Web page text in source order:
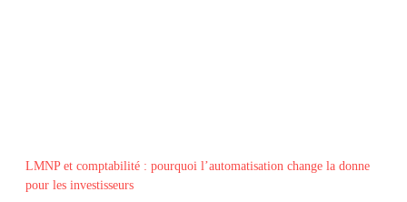
LMNP et comptabilité : pourquoi l’automatisation change la donne
pour les investisseurs